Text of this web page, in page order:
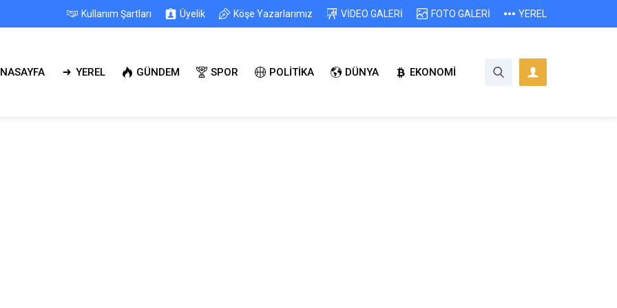
Kullanım Şartları Üyelik Köşe Yazarlarımız VİDEO GALERİ FOTO GALERİ YEREL
YEREL GÜNDEM SPOR POLİTİKA DÜNYA EKONOMİ